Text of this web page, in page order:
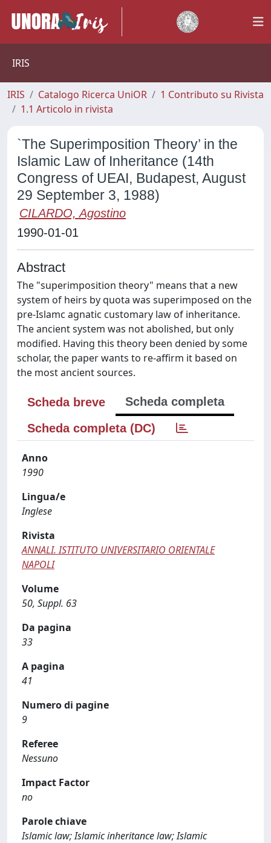
IRIS
IRIS Catalogo Ricerca UniOR
1 Contributo su Rivista
1.1 Articolo in rivista
`The Superimposition Theory’ in the
Islamic Law of Inheritance (14th
Congress of UEAI, Budapest, August
29 September 3, 1988)
CILARDO, Agostino
1990-01-01
Abstract
The "superimposition theory" means that a new
system of heirs by quota was superimposed on the
pre-Islamc agnatic customary law of inheritance.
The ancient system was not abolished, but only
modified. Having this theory been denied by some
scholar, the paper wants to re-affirm it based on
the most ancient sources.
Scheda breve
Scheda completa
Scheda completa (DC)
Anno
1990
Lingua/e
Inglese
Rivista
ANNALI. ISTITUTO UNIVERSITARIO ORIENTALE
NAPOLI
Volume
50, Suppl. 63
Da pagina
33
A pagina
41
Numero di pagine
9
Referee
Nessuno
Impact Factor
no
Parole chiave
Islamic law; Islamic inheritance law; Islamic